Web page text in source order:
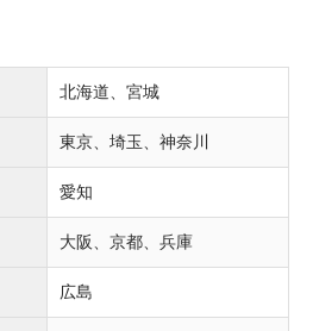
北海道、宮城
東京、埼玉、神奈川
愛知
大阪、京都、兵庫
広島